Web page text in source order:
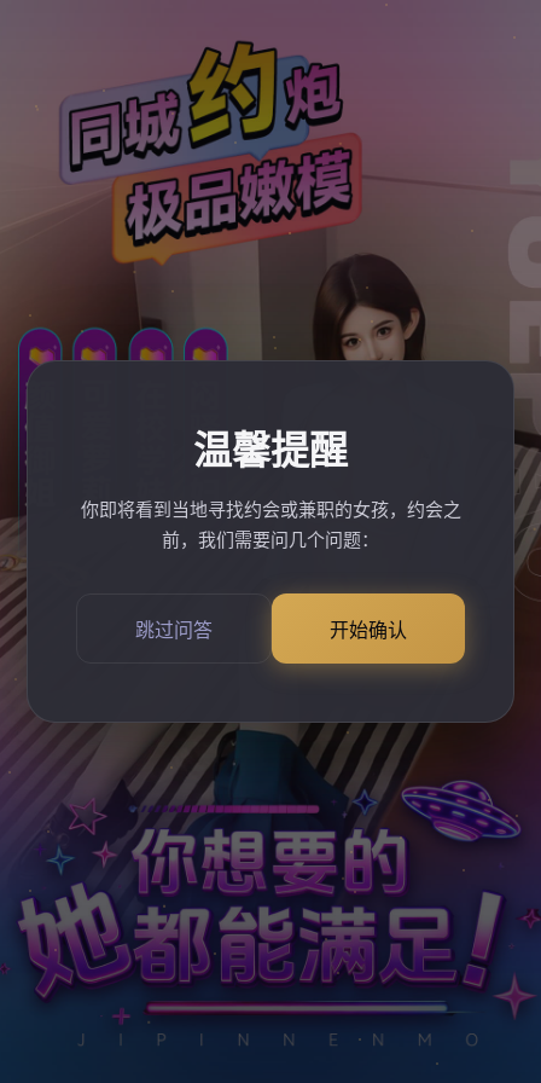
温馨提醒
你即将看到当地寻找约会或兼职的女孩，约会之
前，我们需要问几个问题：
跳过问答 开始确认